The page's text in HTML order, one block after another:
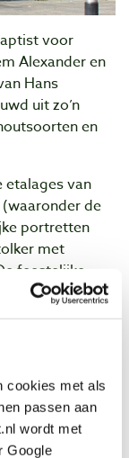
cookies met als
passen aan
wordt met
Google
voor
Alexander en
Hans
uit zo’n
en
etalages van
de
portretten
met
feestelijke
de komende
de prijsvraag
werken te